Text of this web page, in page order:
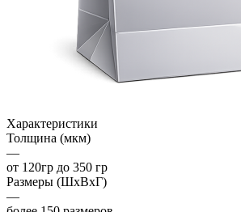
Характеристики
Толщина (мкм)
—
от 120гр до 350 гр
Размеры (ШхВхГ)
—